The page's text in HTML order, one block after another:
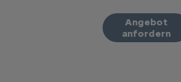
Angebot
anfordern